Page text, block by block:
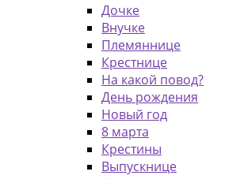
Дочке
Внучке
Племяннице
Крестнице
На какой повод?
День рождения
Новый год
8 марта
Крестины
Выпускнице